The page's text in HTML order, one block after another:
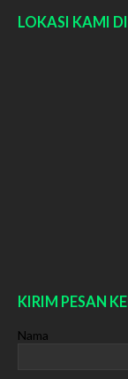
LOKASI KAMI
KIRIM PESAN
Nama